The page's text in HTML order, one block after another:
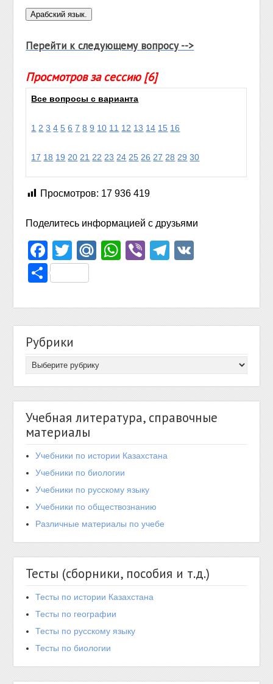
Перейти к следующему вопросу -->
Просмотров за сессию [6]
Все вопросы с варианта
1 2 3 4 5 6 7 8 9 10 11 12 13 14 15 16
17 18 19 20 21 22 23 24 25 26 27 28 29 30
Просмотров: 17 936 419
Поделитесь информацией с друзьями
Facebook
TwitterMail.Ru
WhatsApp
ViberTelegram
Отправить
Рубрики
Учебная литература, справочные
материалы
Учебники по истории Казахстана
Учебники по биологии
Учебники по русскому языку
Учебники по обществознанию
Различные материалы по учебе
Тесты (сборники, пособия и т.д.)
Тесты по истории Казахстана
Тесты по географии
Тесты по русскому языку
Тесты по биологии